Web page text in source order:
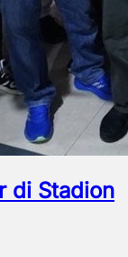
di Stadion